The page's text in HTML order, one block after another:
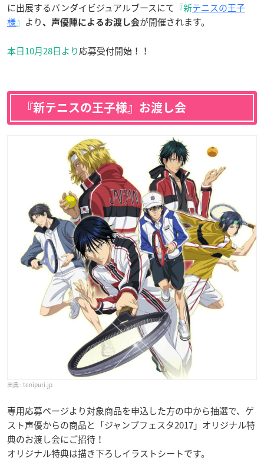
に出展するバンダイビジュアルブースにて 『新テニスの王子
様』 より 、声優陣によるお渡し会が開催されます。
本日10月28日より応募受付開始！！
『新テニスの王子様』お渡し会
tenipuri.jp
専用応募ページより対象商品を申込した方の中から抽選で、ゲ
スト声優からの商品と「ジャンプフェスタ2017」オリジナル特
典のお渡し会にご招待！
オリジナル特典は描き下ろしイラストシートです。